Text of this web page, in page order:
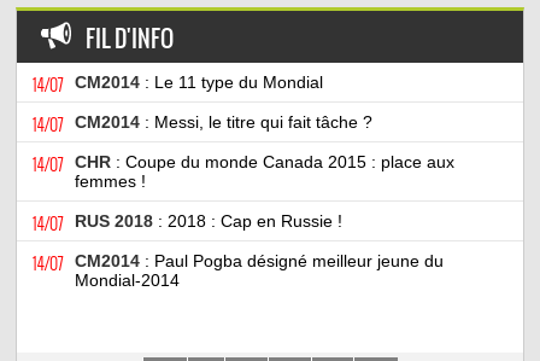
FIL D'INFO
14/07 CM2014 : Le 11 type du Mondial
14/07 CM2014 : Messi, le titre qui fait tâche ?
14/07 CHR : Coupe du monde Canada 2015 : place aux
femmes !
14/07 RUS 2018 : 2018 : Cap en Russie !
14/07 CM2014 : Paul Pogba désigné meilleur jeune du
Mondial-2014